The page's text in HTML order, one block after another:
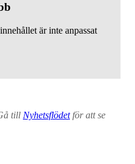
är inte anpassat
till Nyhetsflödetför att se